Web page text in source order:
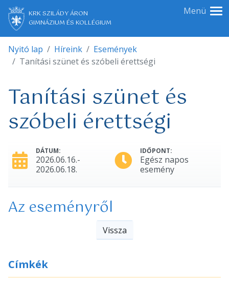
KRK SZILÁDY ÁRON
GIMNÁZIUM ÉS KOLLÉGIUM
Menü
Nyitó lap Híreink
Események
Tanítási szünet és szóbeli érettségi
Tanítási szünet és
szóbeli érettségi
DÁTUM:
2026.06.16.-
2026.06.18.
IDŐPONT:
Egész napos
esemény
Az eseményről
Vissza
Címkék